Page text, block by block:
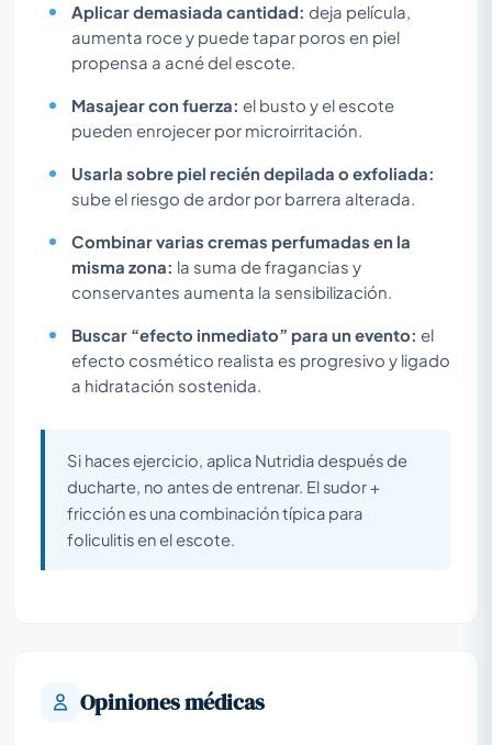
Aplicar demasiada cantidad: deja película,
aumenta roce y puede tapar poros en piel
propensa a acné del escote.
Masajear con fuerza: el busto y el escote
pueden enrojecer por microirritación.
Usarla sobre piel recién depilada o exfoliada:
sube el riesgo de ardor por barrera alterada.
Combinar varias cremas perfumadas en la
misma zona: la suma de fragancias y
conservantes aumenta la sensibilización.
Buscar “efecto inmediato” para un evento: el
efecto cosmético realista es progresivo y ligado
a hidratación sostenida.
Si haces ejercicio, aplica Nutridia después de
ducharte, no antes de entrenar. El sudor +
fricción es una combinación típica para
foliculitis en el escote.
Opiniones médicas